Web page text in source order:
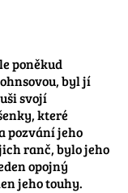
poněkud
byl jí
svojí
které
pozvání jeho
ranč, bylo jeho
opojný
jeho touhy.